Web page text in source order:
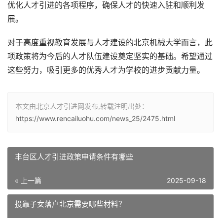
优化人才引进的各项程序，确保人才的快速入驻和顺利发
展。
对于高度重视教育发展与人才建设的北京机械大学而言，此
项政策将为今后的人才队伍建设奠定坚实的基础。希望通过
这些努力，吸引更多的优秀人才为学校的进步贡献力量。
本文由北京人才引进网发布,转载注明出处：
https://www.rencailuohu.com/news_25/2475.html
丰台区人才引进政策申请条件有哪些
« 上一篇 2025-09-18
投靠子女落户北京需要哪些材料？